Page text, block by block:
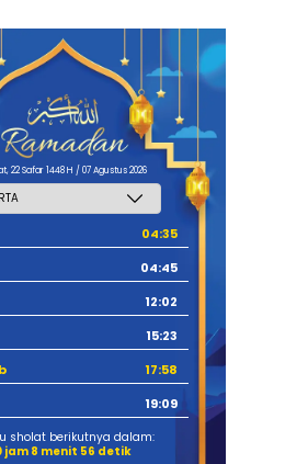
22 Safar 1448 H / 07 Agustus 2026
04:35
04:45
12:02
15:23
17:58
19:09
sholat berikutnya dalam:
jam 8 menit 55 detik